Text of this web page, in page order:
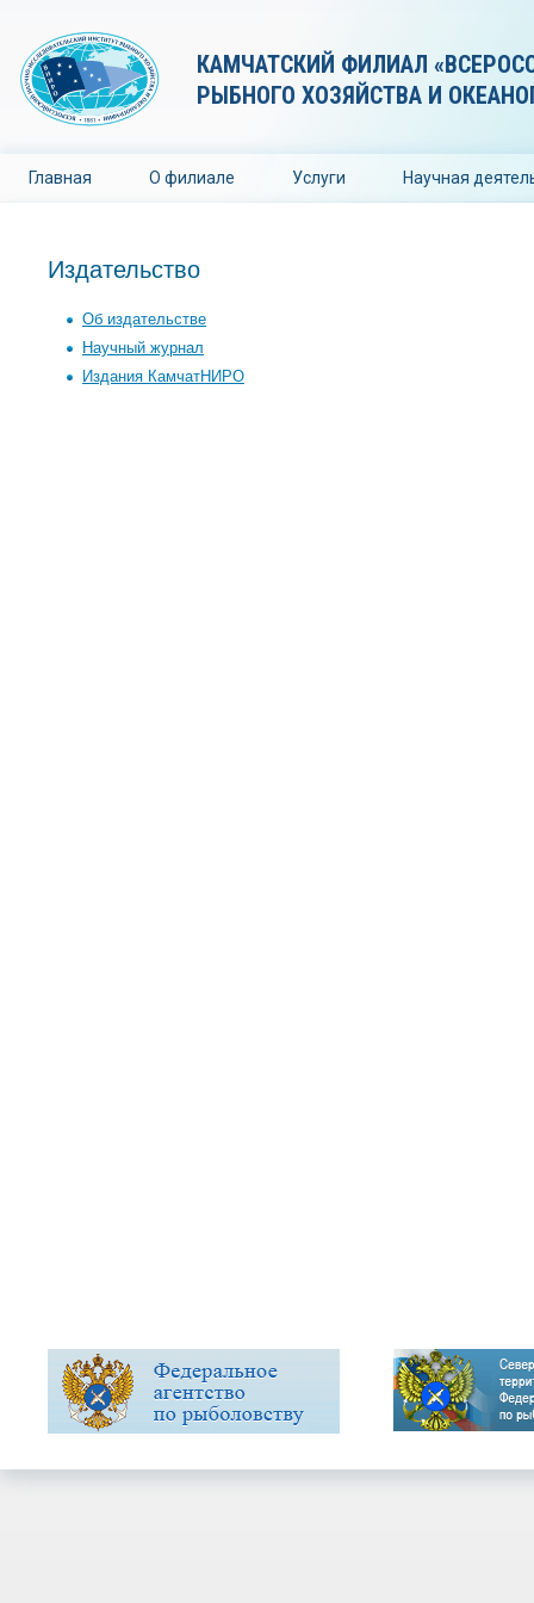
КАМЧАТСКИЙ ФИЛИАЛ
РЫБНОГО ХОЗЯЙСТВА И
Главная О филиале Услуги Научная
Издательство
Об издательстве
Научный журнал
Издания КамчатНИРО